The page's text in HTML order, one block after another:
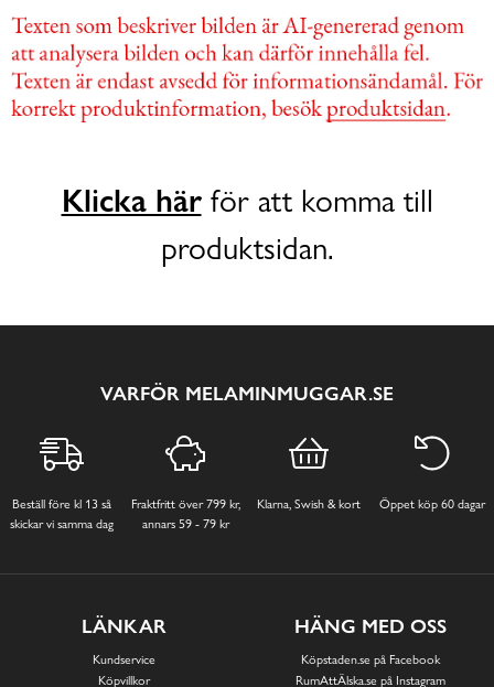
Klicka härför att komma till
produktsidan.
VARFÖR MELAMINMUGGAR.SE
Beställ före kl 13 så
skickar vi samma dag
Fraktfritt över 799 kr,
annars 59 - 79 kr
Klarna, Swish & kort Öppet köp 60 dagar
LÄNKAR
Kundservice
Köpvillkor
HÄNG MED OSS
Köpstaden.se på Facebook
RumAttÄlska.se på Instagram